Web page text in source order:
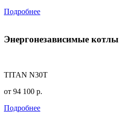
Подробнее
Энергонезависимые котлы
TITAN N30T
от 94 100 р.
Подробнее